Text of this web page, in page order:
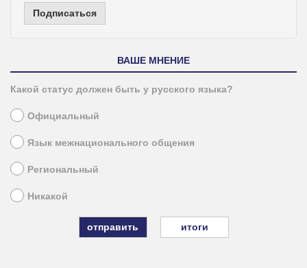
Подписаться
ВАШЕ МНЕНИЕ
Какой статус должен быть у русского языка?
Официальный
Язык межнационального общения
Региональный
Никакой
итоги